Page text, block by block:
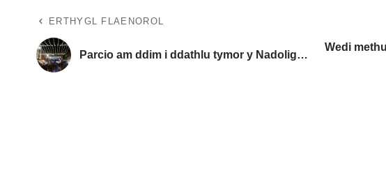
ERTHYGL FLAENOROL
Parcio am ddim i ddathlu tymor y Nadolig…
Wedi